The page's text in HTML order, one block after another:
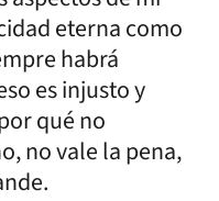
eterna como
habrá
es injusto y
qué no
no vale la pena,